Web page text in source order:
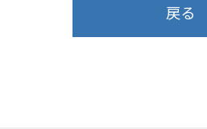
戻る